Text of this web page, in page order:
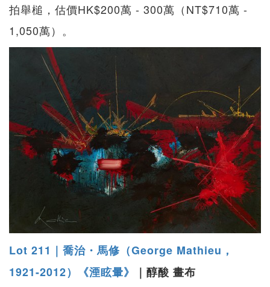
拍舉槌，估價HK$200萬 - 300萬（NT$710萬 -
1,050萬）。
Lot 211｜喬治・馬修（George Mathieu，
1921-2012）《湮眩暈》
｜醇酸 畫布